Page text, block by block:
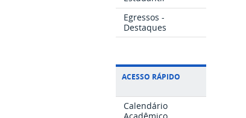
Egressos -
Destaques
ACESSO RÁPIDO
Calendário